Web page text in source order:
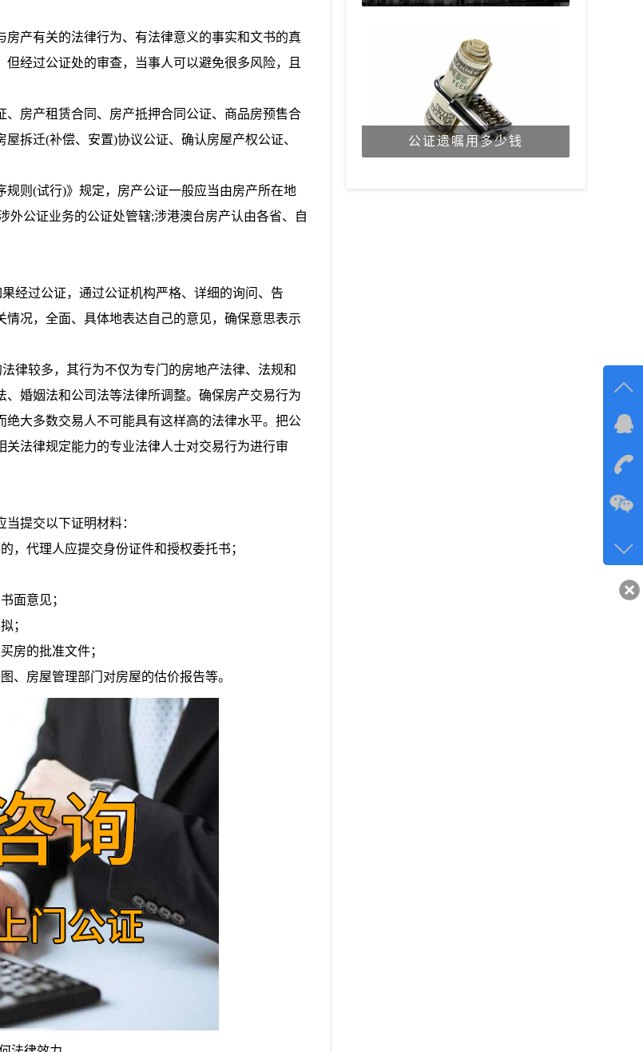
产有关的法律行为、有法律意义的事实和文书的真
经过公证处的审查，当事人可以避免很多风险，且
房产租赁合同、房产抵押合同公证、商品房预售合
拆迁(补偿、安置)协议公证、确认房屋产权公证、
则(试行)》规定，房产公证一般应当由房产所在地
外公证业务的公证处管辖;涉港澳台房产认由各省、自
过公证，通过公证机构严格、详细的询问、告
况，全面、具体地表达自己的意见，确保意思表示
较多，其行为不仅为专门的房地产法律、法规和
婚姻法和公司法等法律所调整。确保房产交易行为
大多数交易人不可能具有这样高的法律水平。把公
法律规定能力的专业法律人士对交易行为进行审
提交以下证明材料：
代理人应提交身份证件和授权委托书；
面意见；
；
房的批准文件；
房屋管理部门对房屋的估价报告等。
公证遗嘱用多少钱
在线
咨询
客服